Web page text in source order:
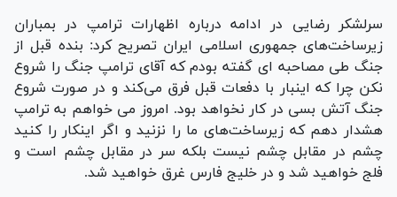
سرلشکر رضایی در ادامه درباره اظهارات ترامپ در بمباران
زیرساخت‌های جمهوری اسلامی ايران تصریح کرد: بنده قبل از
جنگ طی مصاحبه ای گفته بودم که آقای ترامپ جنگ را شروع
نکن چرا که اینبار با دفعات قبل فرق می‌کند و در صورت شروع
جنگ آتش بسی در کار نخواهد بود. امروز می خواهم به ترامپ
هشدار دهم که زیرساخت‌های ما را نزنید و اگر اینکار را کنید
چشم در مقابل چشم نیست بلکه سر در مقابل چشم است و
فلج خواهید شد و در خلیج فارس غرق خواهید شد.